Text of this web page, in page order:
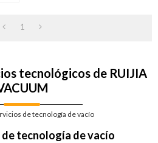
1
tecnológicos de RUIJIA
de tecnología de vacío
tecnología de vacío